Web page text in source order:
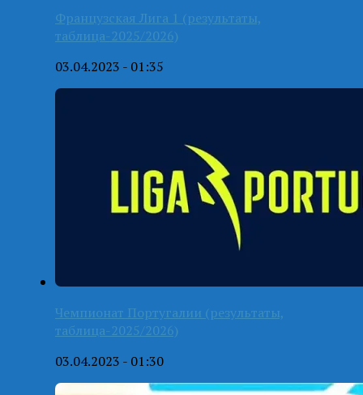
Французская Лига 1 (результаты,
таблица-2025/2026)
03.04.2023 - 01:35
Чемпионат Португалии (результаты,
таблица-2025/2026)
03.04.2023 - 01:30